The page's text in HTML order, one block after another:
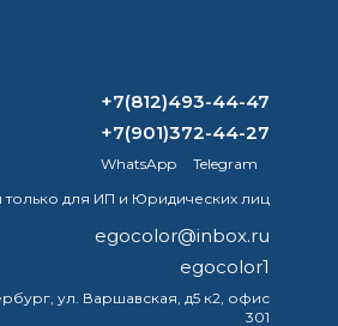
+7(812)493-44-47
+7(901)372-44-27
WhatsApp
Telegram
только для ИП и Юридических лиц
egocolor@inbox.ru
egocolor1
ул. Варшавская, д5 к2, офис
301